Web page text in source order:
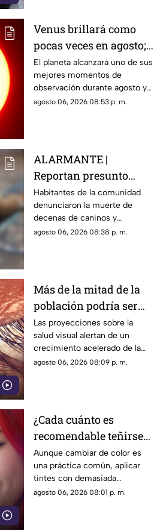
Venus brillará como
pocas veces en agosto;
a esta hora podrás
verlo durante este mes
El planeta alcanzará uno de sus
mejores momentos de
observación durante agosto y
podrá distinguirse sin
agosto 06, 2026 08:53 p. m.
ALARMANTE |
Reportan presunto
env3nen4miento de al
menos 23 perros en
esta zona de Querétaro:
IMAGENES SENSIBLES
Habitantes de la comunidad
denunciaron la muerte de
decenas de caninos y
solicitaron que se esclarezcan
agosto 06, 2026 08:38 p. m.
Más de la mitad de la
población podría ser
miope en 2050;
especialistas advierten
las causas
Las proyecciones sobre la
salud visual alertan de un
crecimiento acelerado de la
miopía y señalan que pasar
agosto 06, 2026 08:09 p. m.
¿Cada cuánto es
recomendable teñirse
el cabello?
Especialistas explican
por qué hacerlo
seguido puede dañarlo
Aunque cambiar de color es
una práctica común, aplicar
tintes con demasiada
frecuencia puede afectar la
agosto 06, 2026 08:01 p. m.